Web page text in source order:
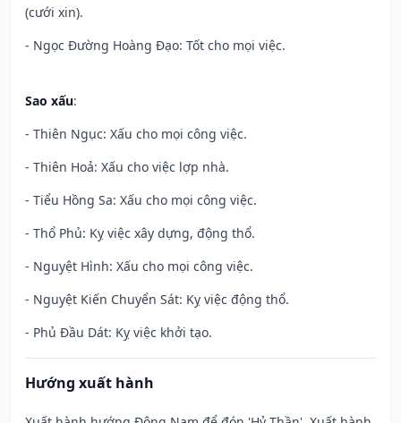
(cưới xin).
- Ngọc Đường Hoàng Đạo: Tốt cho mọi việc.
Sao xấu:
- Thiên Ngục: Xấu cho mọi công việc.
- Thiên Hoả: Xấu cho việc lợp nhà.
- Tiểu Hồng Sa: Xấu cho mọi công việc.
- Thổ Phủ: Kỵ việc xây dựng, động thổ.
- Nguyệt Hình: Xấu cho mọi công việc.
- Nguyệt Kiến Chuyển Sát: Kỵ việc động thổ.
- Phủ Đầu Dát: Kỵ việc khởi tạo.
Hướng xuất hành